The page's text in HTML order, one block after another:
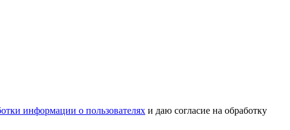
информации о пользователях и даю согласие на обработку